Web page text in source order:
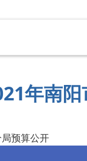
年南
预算公开